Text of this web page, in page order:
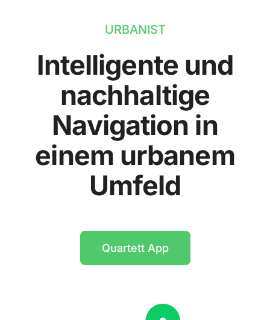
URBANIST
Intelligente und
nachhaltige
Navigation in
einem urbanem
Umfeld
Quartett App